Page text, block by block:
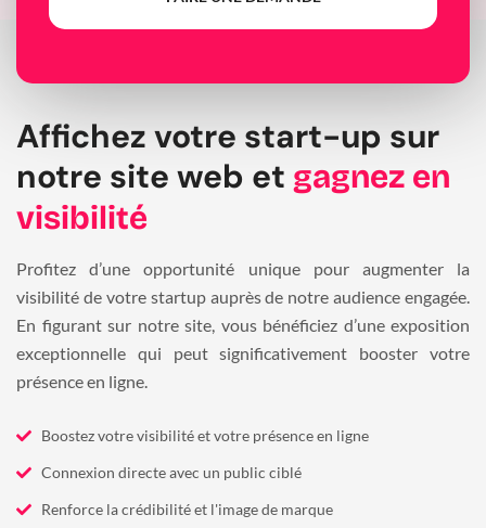
Affichez votre start-up sur
notre site web et gagnez en
visibilité
Profitez d’une opportunité unique pour augmenter la
visibilité de votre startup auprès de notre audience engagée.
En figurant sur notre site, vous bénéficiez d’une exposition
exceptionnelle qui peut significativement booster votre
présence en ligne.
Boostez votre visibilité et votre présence en ligne
Connexion directe avec un public ciblé
Renforce la crédibilité et l'image de marque